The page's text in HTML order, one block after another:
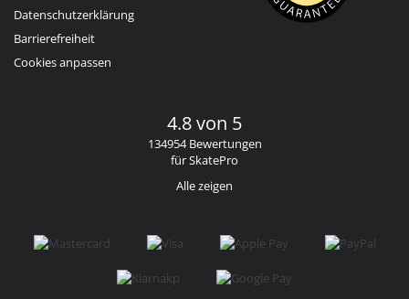
Datenschutzerklärung
Barrierefreiheit
Cookies anpassen
4.8 von 5
134954 Bewertungen
für SkatePro
Alle zeigen